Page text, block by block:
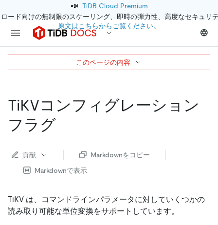
📣 TiDB Cloud Premium
ード向けの無制限のスケーリング、即時の弾力性、高度なセキュリ
原文はこちらからご覧ください。
TiKVコンフィグレーション
フラグ
貢献
Markdownをコピー
Markdownで表示
TiKV は、コマンドラインパラメータに対していくつかの
読み取り可能な単位変換をサポートしています。
このページの内容